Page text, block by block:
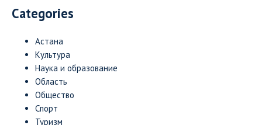
Categories
Астана
Культура
Наука и образование
Область
Общество
Спорт
Туризм